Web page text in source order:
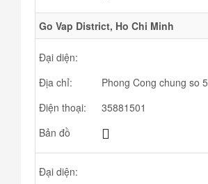
Go Vap District, Ho Chi Minh
Đại diện:
Địa chỉ:
Phong Cong chung so 5
Điện thoại:
35881501
Bản đồ
Đại diện: